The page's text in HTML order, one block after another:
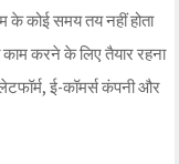
के कोई समय तय नहीं होता
करने के लिए तैयार रहना
ई-कॉमर्स कंपनी और